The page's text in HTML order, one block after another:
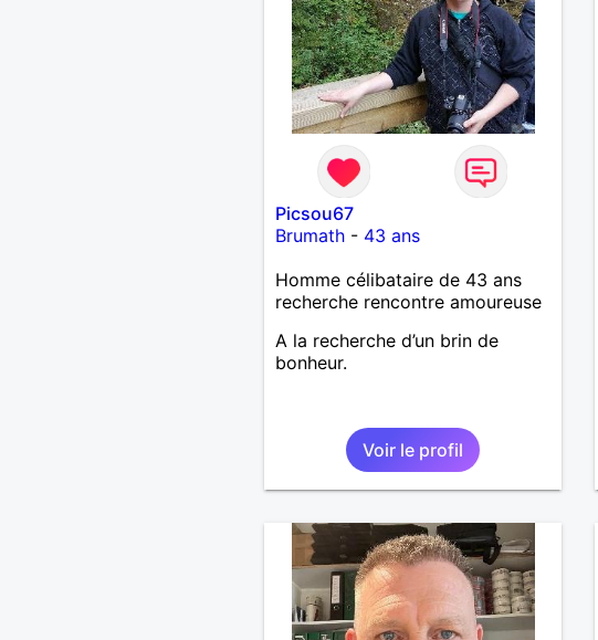
Picsou67
Brumath- 43 ans
Homme célibataire de 43 ans
recherche rencontre amoureuse
A la recherche d’un brin de
bonheur.
Voir le profil